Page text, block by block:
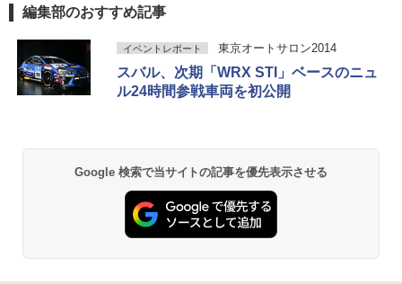
編集部のおすすめ記事
イベントレポート 東京オートサロン2014
スバル、次期「WRX STI」ベースのニュ
ル24時間参戦車両を初公開
Google 検索で当サイトの記事を優先表示させる